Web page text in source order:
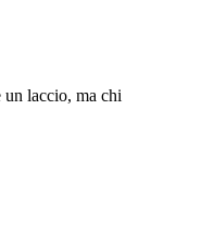
un laccio, ma chi